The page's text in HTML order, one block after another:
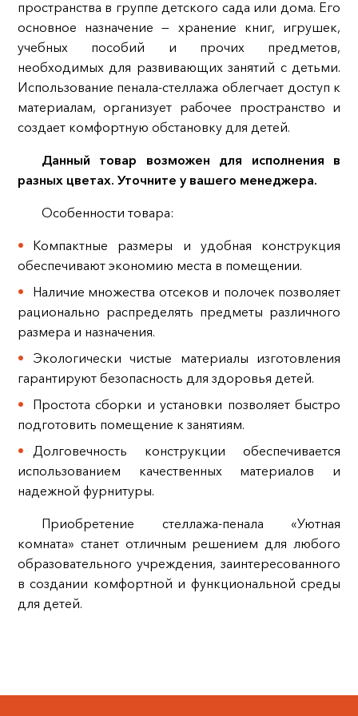
пространства в группе детского сада или дома. Его
основное назначение — хранение книг, игрушек,
учебных пособий и прочих предметов,
необходимых для развивающих занятий с детьми.
Использование пенала-стеллажа облегчает доступ к
материалам, организует рабочее пространство и
создает комфортную обстановку для детей.
Данный товар возможен для исполнения в
разных цветах. Уточните у вашего менеджера.
Особенности товара:
Компактные размеры и удобная конструкция
обеспечивают экономию места в помещении.
Наличие множества отсеков и полочек позволяет
рационально распределять предметы различного
размера и назначения.
Экологически чистые материалы изготовления
гарантируют безопасность для здоровья детей.
Простота сборки и установки позволяет быстро
подготовить помещение к занятиям.
Долговечность конструкции обеспечивается
использованием качественных материалов и
надежной фурнитуры.
Приобретение стеллажа-пенала «Уютная
комната» станет отличным решением для любого
образовательного учреждения, заинтересованного
в создании комфортной и функциональной среды
для детей.